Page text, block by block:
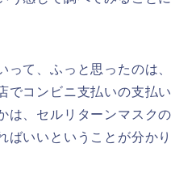
って、ふっと思ったのは、
でコンビニ支払いの支払い
は、セルリターンマスクの
ばいいということが分かり